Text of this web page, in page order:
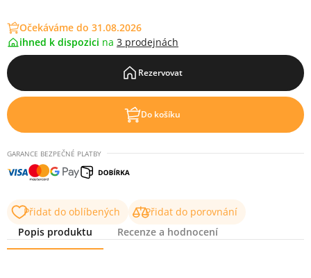
Očekáváme do 31.08.2026
ihned k dispozici na 3 prodejnách
Rezervovat
Do košíku
GARANCE BEZPEČNÉ PLATBY
Přidat do oblíbených
Přidat do porovnání
Popis produktu
Recenze a hodnocení